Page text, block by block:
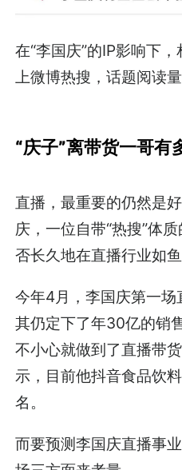
在“李国庆”的IP影响下
上微博热搜，话题阅读
“庆子”离带货一哥有
直播，最重要的仍然是
庆，一位自带“热搜”体
否长久地在直播行业如
今年4月，李国庆第一
其仍定下了年30亿的销
不小心就做到了直播带
示，目前他抖音食品饮
名。
而要预测李国庆直播事